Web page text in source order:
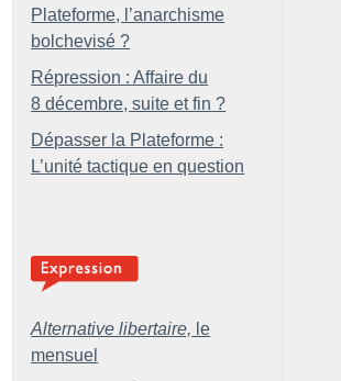
Plateforme, l’anarchisme
bolchevisé ?
Répression : Affaire du
8 décembre, suite et fin ?
Dépasser la Plateforme :
L’unité tactique en question
Alternative libertaire, le
mensuel